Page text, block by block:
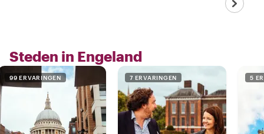
Steden in Engeland
99 ERVARINGEN 7 ERVARINGEN 5